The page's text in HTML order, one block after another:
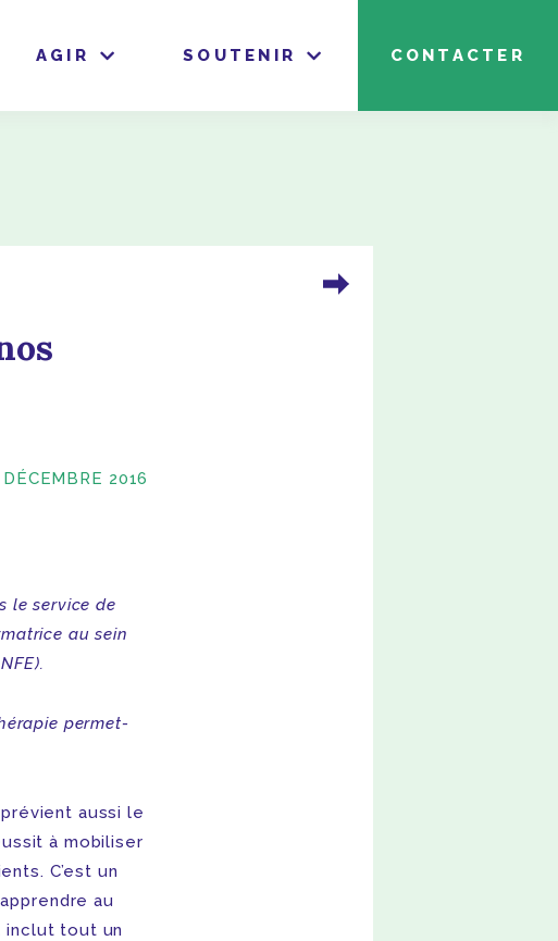
AGIR SOUTENIR CONTACTER
2016
le service de
au sein
permet-
aussi le
à mobiliser
C’est un
au
inclut tout un